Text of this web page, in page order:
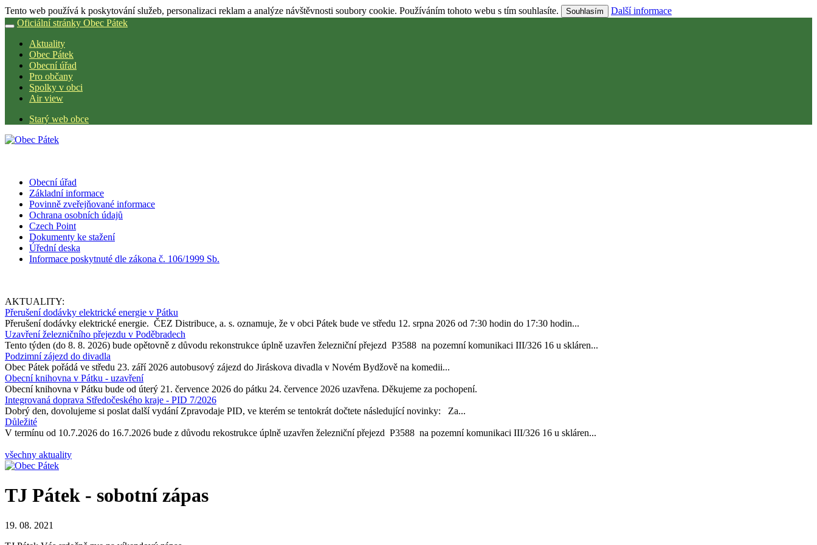
Tento web používá k poskytování služeb, personalizaci reklam a analýze návštěvnosti soubory cookie. Používáním tohoto webu s tím souhlasíte. Souhlasím
Další informace
Oficiální stránky Obec Pátek
Aktuality
Obec Pátek
Obecní úřad
Pro občany
Spolky v obci
Air view
Starý web obce
Obecní úřad
Základní informace
Povinně zveřejňované informace
Ochrana osobních údajů
Czech Point
Dokumenty ke stažení
Úřední deska
Informace poskytnuté dle zákona č. 106/1999 Sb.
AKTUALITY:
Přerušení dodávky elektrické energie v Pátku
Přerušení dodávky elektrické energie. ČEZ Distribuce, a. s. oznamuje, že v obci Pátek bude ve středu 12. srpna 2026 od 7:30 hodin do 17:30 hodin...
Uzavření železničního přejezdu v Poděbradech
Tento týden (do 8. 8. 2026) bude opětovně z důvodu rekonstrukce úplně uzavřen železniční přejezd P3588 na pozemní komunikaci III/326 16 u skláren...
Podzimní zájezd do divadla
Obec Pátek pořádá ve středu 23. září 2026 autobusový zájezd do Jiráskova divadla v Novém Bydžově na komedii...
Obecní knihovna v Pátku - uzavření
Obecní knihovna v Pátku bude od úterý 21. července 2026 do pátku 24. července 2026 uzavřena. Děkujeme za pochopení.
Integrovaná doprava Středočeského kraje - PID 7/2026
Dobrý den, dovolujeme si poslat další vydání Zpravodaje PID, ve kterém se tentokrát dočtete následující novinky: Za...
Důležité
V termínu od 10.7.2026 do 16.7.2026 bude z důvodu rekostrukce úplně uzavřen železniční přejezd P3588 na pozemní komunikaci III/326 16 u skláren...
všechny aktuality
TJ Pátek - sobotní zápas
19. 08. 2021